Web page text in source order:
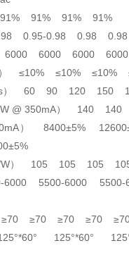
91% 91% 91%
0.95-0.98 0.98
6000 6000 6000
） ≤10% ≤10% ≤10%
Pcs） 60 90 120 150
W @ 350mA） 140
） 8400±5%
W） 105 105 105
6000 5500-6000 5500-
≥70 ≥70 ≥70 ≥70
125°*60°